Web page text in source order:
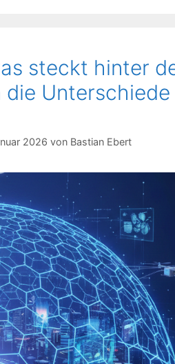
steckt hinter
Unterschiede
2026 von Bastian Ebert